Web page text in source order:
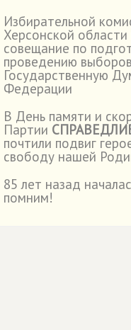
Избирательной
Херсонской
совещание по
проведению
Государственную
Федерации
В День памяти и
Партии
почтили подвиг
свободу нашей
85 лет назад
помним!